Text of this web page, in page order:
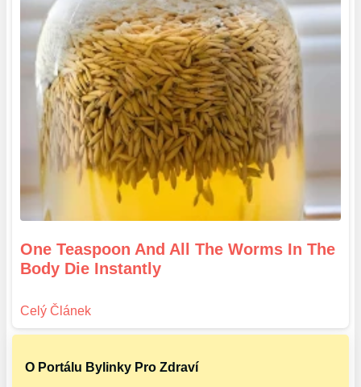
One Teaspoon And All The Worms In The
Body Die Instantly
O Portálu Bylinky Pro Zdraví